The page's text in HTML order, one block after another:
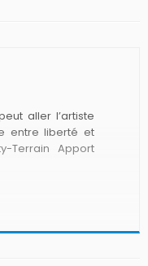
aller l’artiste
entre liberté et
Terrain Apport